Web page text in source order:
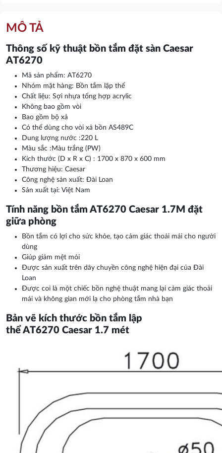
MÔ TẢ
Thông số kỹ thuật bồn tắm đặt sàn Caesar
AT6270
Mã sản phẩm: AT6270
Nhóm mặt hàng: Bồn tắm lập thể
Chất liệu: Sợi nhựa tổng hợp acrylic
Không bao gồm vòi
Bao gồm bộ xả
Có thể dùng cho vòi xả bồn AS489C
Dung lượng nước :220 L
Màu sắc :Màu trắng (PW)
Kích thước (D x R x C) : 1700 x 870 x 600 mm
Thương hiệu: Caesar
Công nghệ sản xuất: Đài Loan
Sản xuất tại: Việt Nam
Tính năng bồn tắm AT6270 Caesar 1.7M đặt
giữa phòng
Bồn tắm có lợi cho sức khỏe, tạo cảm giác thoải mái cho người
dùng
Giúp giảm mệt mỏi
Được sản xuất trên dây chuyền công nghệ hiện đại của Đài
Loan
Được coi là một chiếc bồn nghệ thuật mang lại cảm giác thoải
mái và không gian mới lạ cho phòng tắm nhà bạn
Bản vẽ kích thước bồn tắm lập
thể AT6270 Caesar 1.7 mét